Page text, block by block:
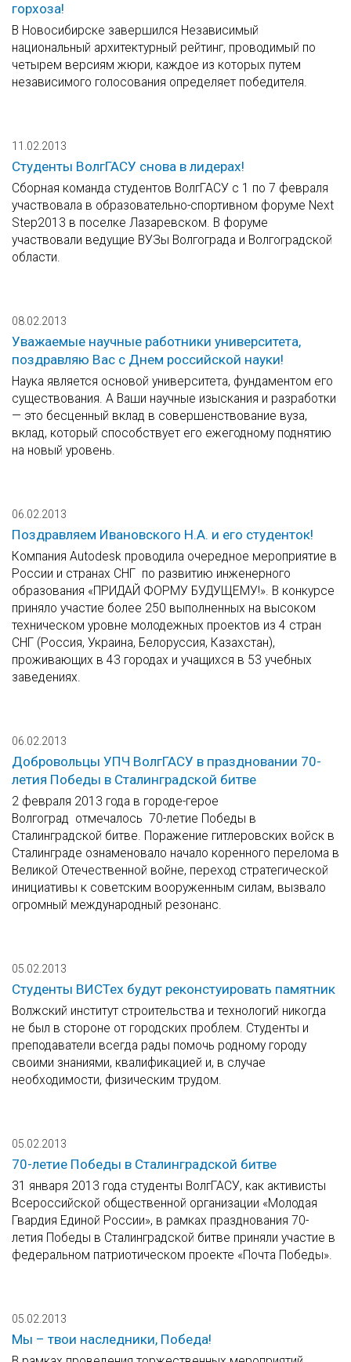
горхоза!
В Новосибирске завершился Независимый
национальный архитектурный рейтинг, проводимый по
четырем версиям жюри, каждое из которых путем
независимого голосования определяет победителя.
11.02.2013
Студенты ВолгГАСУ снова в лидерах!
Сборная команда студентов ВолгГАСУ с 1 по 7 февраля
участвовала в образовательно-спортивном форуме Next
Step2013 в поселке Лазаревском. В форуме
участвовали ведущие ВУЗы Волгограда и Волгоградской
области.
08.02.2013
Уважаемые научные работники университета,
поздравляю Вас с Днем российской науки!
Наука является основой университета, фундаментом его
существования. А Ваши научные изыскания и разработки
— это бесценный вклад в совершенствование вуза,
вклад, который способствует его ежегодному поднятию
на новый уровень.
06.02.2013
Поздравляем Ивановского Н.А. и его студенток!
Компания Autodesk проводила очередное мероприятие в
России и странах СНГ по развитию инженерного
образования «ПРИДАЙ ФОРМУ БУДУЩЕМУ!». В конкурсе
приняло участие более 250 выполненных на высоком
техническом уровне молодежных проектов из 4 стран
СНГ (Россия, Украина, Белоруссия, Казахстан),
проживающих в 43 городах и учащихся в 53 учебных
заведениях.
06.02.2013
Добровольцы УПЧ ВолгГАСУ в праздновании 70-
летия Победы в Сталинградской битве
2 февраля 2013 года в городе-герое
Волгоград отмечалось 70-летие Победы в
Сталинградской битве. Поражение гитлеровских войск в
Сталинграде ознаменовало начало коренного перелома в
Великой Отечественной войне, переход стратегической
инициативы к советским вооруженным силам, вызвало
огромный международный резонанс.
05.02.2013
Студенты ВИСТех будут реконстуировать памятник
Волжский институт строительства и технологий никогда
не был в стороне от городских проблем. Студенты и
преподаватели всегда рады помочь родному городу
своими знаниями, квалификацией и, в случае
необходимости, физическим трудом.
05.02.2013
70-летие Победы в Сталинградской битве
31 января 2013 года студенты ВолгГАСУ, как активисты
Всероссийской общественной организации «Молодая
Гвардия Единой России», в рамках празднования 70-
летия Победы в Сталинградской битве приняли участие в
федеральном патриотическом проекте «Почта Победы».
05.02.2013
Мы – твои наследники, Победа!